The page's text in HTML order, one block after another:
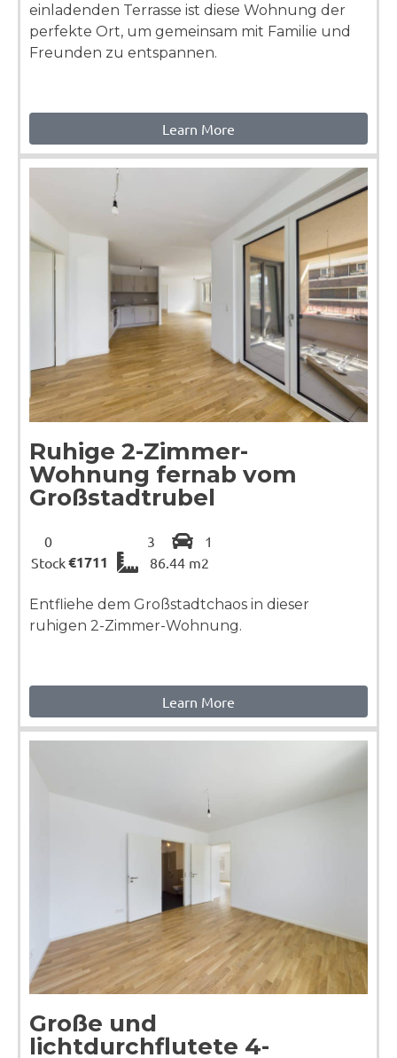
einladenden Terrasse ist diese Wohnung der
perfekte Ort, um gemeinsam mit Familie und
Freunden zu entspannen.
Learn More
Ruhige 2-Zimmer-
Wohnung fernab vom
Großstadtrubel
0
Stock€1711
3
1
86.44 m2
Entfliehe dem Großstadtchaos in dieser
ruhigen 2-Zimmer-Wohnung.
Learn More
Große und
lichtdurchflutete 4-